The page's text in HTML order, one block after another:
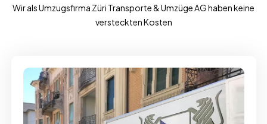
Wir als Umzugsfirma Züri Transporte & Umzüge AG haben keine
versteckten Kosten